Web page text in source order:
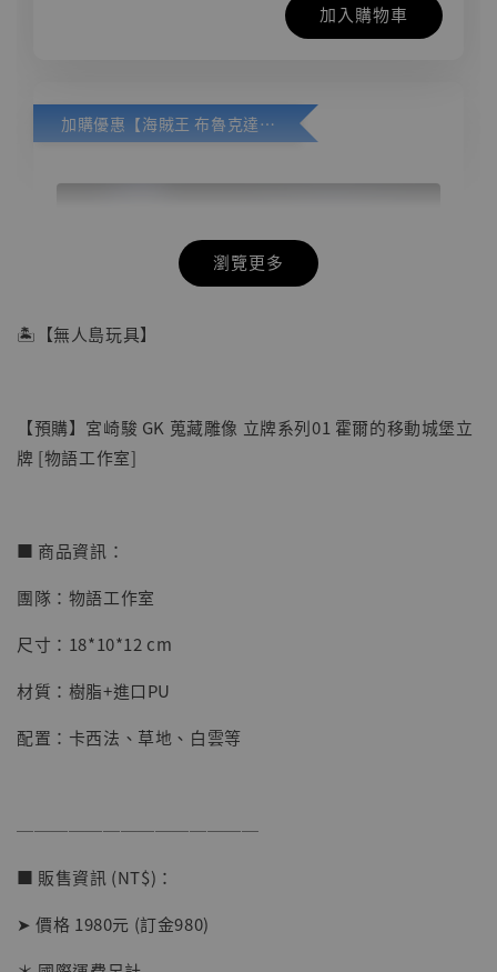
加入購物車
加購優惠【海賊王 布魯克達摩 [7STARS Studio]】
【店內現貨】海賊王 系列蒐藏雕像 布魯克達
NT$ 1,500
NT$ 1,870
瀏覽更多
🏝【無人島玩具】
【預購】宮崎駿 GK 蒐藏雕像 立牌系列01 霍爾的移動城堡立
牌 [物語工作室]
■ 商品資訊：
團隊：物語工作室
尺寸：18*10*12 cm
材質：樹脂+進口PU
配置：卡西法、草地、白雲等
──────────────
■ 販售資訊 (NT$)：
➤ 價格 1980元 (訂金980)